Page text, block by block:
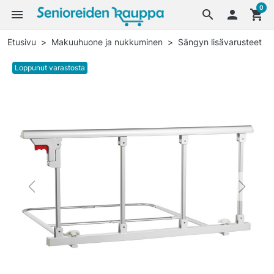
search
menu  shopping_cart
0
Etusivu Makuuhuone ja nukkuminen Sängyn lisävarusteet
Loppunut varastosta
Previous Next